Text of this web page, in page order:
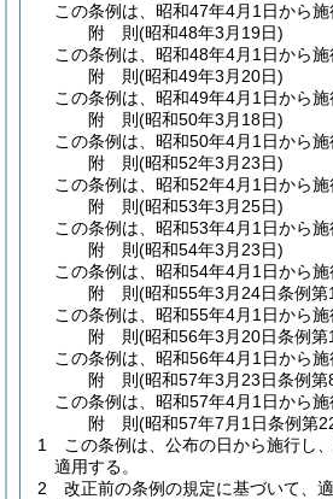
この条例は、昭和47年4月1日から施
附 則(昭和48年3月19日)
この条例は、昭和48年4月1日から施
附 則(昭和49年3月20日)
この条例は、昭和49年4月1日から施
附 則(昭和50年3月18日)
この条例は、昭和50年4月1日から施
附 則(昭和52年3月23日)
この条例は、昭和52年4月1日から施
附 則(昭和53年3月25日)
この条例は、昭和53年4月1日から施
附 則(昭和54年3月23日)
この条例は、昭和54年4月1日から施
附 則(昭和55年3月24日条例第
この条例は、昭和55年4月1日から施
附 則(昭和56年3月20日条例第
この条例は、昭和56年4月1日から施
附 則(昭和57年3月23日条例第
この条例は、昭和57年4月1日から施
附 則(昭和57年7月1日条例第
1
この条例は、公布の日から施行し
適用する。
2
改正前の条例の規定に基づいて、